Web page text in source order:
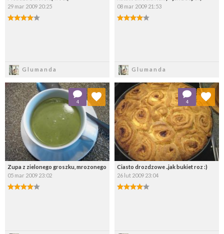
29 mar 2009 20:25
Glumanda
08 mar 2009 21:53
Glumanda
Zupa z zielonego groszku, mrozonego
05 mar 2009 23:02
4
Dodaj do ulubionych
Wybierz listę:
Ciasto drozdzowe ..jak bukiet roz :)
26 lut 2009 23:04
4
Dodaj do ulubionych
Wybierz listę: